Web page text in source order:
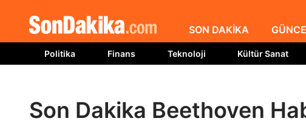
SON DAKİKA
Politika Finans Teknoloji Kültür Sanat
Son Dakika Beethoven